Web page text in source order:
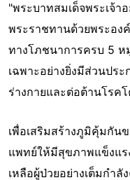
"พระบาทสมเด็จพระเจ้า
พระราชทานด้วยพระอง
ทางโภชนาการครบ 5
เฉพาะอย่างยิ่งมีส่วนปร
ร่างกายและต่อต้านโรค
เพื่อเสริมสร้างภูมิคุ้มกัน
แพทย์ให้มีสุขภาพแข็งแ
เหลือผู้ป่วยอย่างเต็มกำ